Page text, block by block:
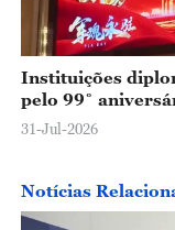
Instituições
pelo 99˚
31-Jul-2026
Notícias